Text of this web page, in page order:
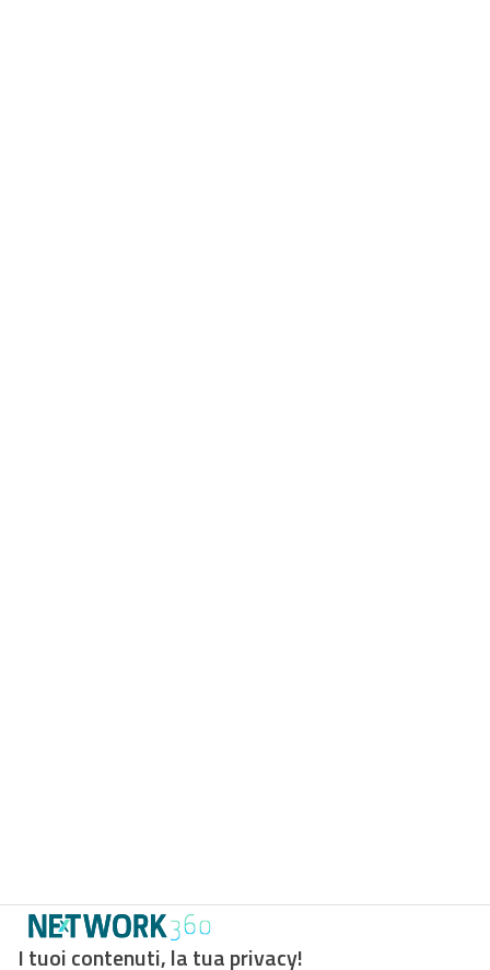
I tuoi contenuti, la tua privacy!